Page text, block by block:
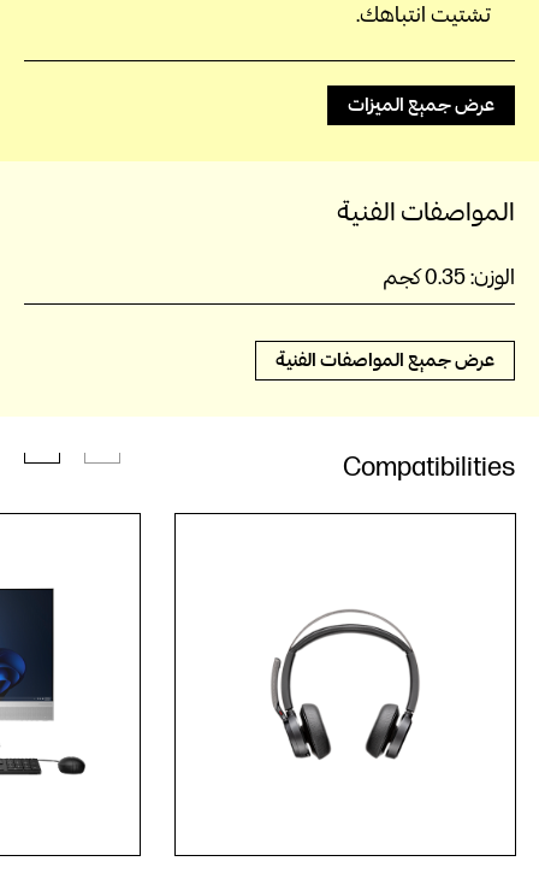
تشتيت انتباهك.
عرض جميع الميزات
المواصفات الفنية
الوزن:0.35 كجم
عرض جميع المواصفات الفنية
Compatibilities